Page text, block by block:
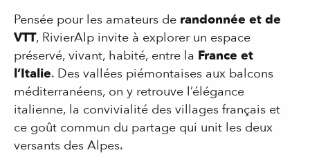
Pensée pour les amateurs de randonnée et de
VTT, RivierAlp invite à explorer un espace
préservé, vivant, habité, entre la France et
l’Italie. Des vallées piémontaises aux balcons
méditerranéens, on y retrouve l’élégance
italienne, la convivialité des villages français et
ce goût commun du partage qui unit les deux
versants des Alpes.